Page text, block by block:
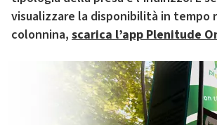
visualizzare la disponibilità in tempo
colonnina, scarica l’app Plenitude